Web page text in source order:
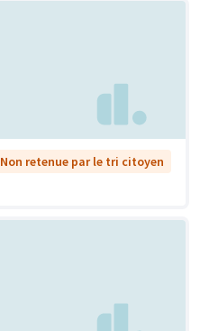
Non retenue par le tri citoyen